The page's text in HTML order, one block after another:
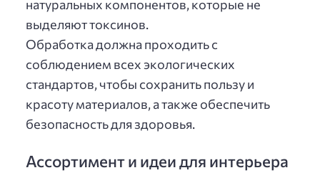
натуральных компонентов, которые не
выделяют токсинов.
Обработка должна проходить с
соблюдением всех экологических
стандартов, чтобы сохранить пользу и
красоту материалов, а также обеспечить
безопасность для здоровья.
Ассортимент и идеи для интерьера